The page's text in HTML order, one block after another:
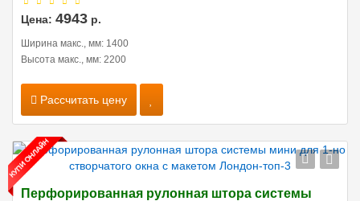
Цена: 4943 р.
Ширина макс., мм: 1400
Высота макс., мм: 2200
Рассчитать цену
Перфорированная рулонная штора системы